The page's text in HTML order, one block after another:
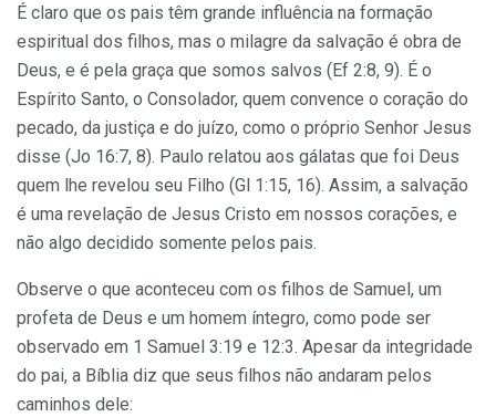
É claro que os pais têm grande influência na formação
espiritual dos filhos, mas o milagre da salvação é obra de
Deus, e é pela graça que somos salvos (Ef 2:8, 9). É o
Espírito Santo, o Consolador, quem convence o coração do
pecado, da justiça e do juízo, como o próprio Senhor Jesus
disse (Jo 16:7, 8). Paulo relatou aos gálatas que foi Deus
quem lhe revelou seu Filho (Gl 1:15, 16). Assim, a salvação
é uma revelação de Jesus Cristo em nossos corações, e
não algo decidido somente pelos pais.
Observe o que aconteceu com os filhos de Samuel, um
profeta de Deus e um homem íntegro, como pode ser
observado em 1 Samuel 3:19 e 12:3. Apesar da integridade
do pai, a Bíblia diz que seus filhos não andaram pelos
caminhos dele: